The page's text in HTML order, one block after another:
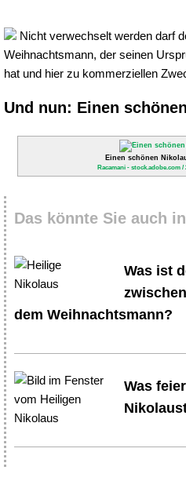
Nicht verwechselt werden darf
Weihnachtsmann, der seinen
hat und hier zu kommerziellen
Und nun: Einen
Einen schönen
Racamani - stock.adobe.com /
Das könnte Sie auch
Was ist
dem Weihnachtsmann?
Was